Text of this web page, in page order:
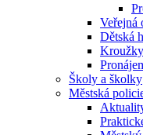
Veřejná
Dětská
Kroužky
Školy a školky
Městská